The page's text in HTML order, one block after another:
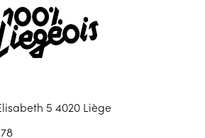
54020 Liège